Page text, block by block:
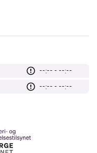
--:-- - --:--
--:-- - --:--